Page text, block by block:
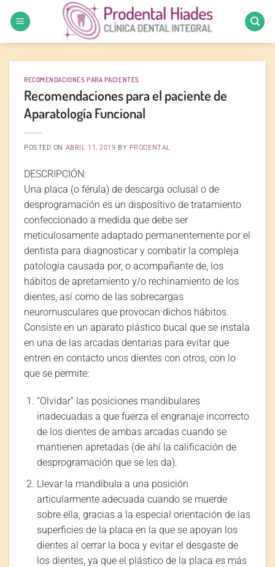
RECOMENDACIONES PARA PACIENTES
Recomendaciones para el paciente de
Aparatología Funcional
POSTED ON ABRIL 11, 2019 BY PRODENTAL
DESCRIPCIÓN:
Una placa (o férula) de descarga oclusal o de
desprogramación es un dispositivo de tratamiento
confeccionado a medida que debe ser
meticulosamente adaptado permanentemente por el
dentista para diagnosticar y combatir la compleja
patología causada por, o acompañante de, los
hábitos de apretamiento y/o rechinamiento de los
dientes, así como de las sobrecargas
neuromusculares que provocan dichos hábitos.
Consiste en un aparato plástico bucal que se instala
en una de las arcadas dentarias para evitar que
entren en contacto unos dientes con otros, con lo
que se permite:
“Olvidar” las posiciones mandibulares
inadecuadas a que fuerza el engranaje incorrecto
de los dientes de ambas arcadas cuando se
mantienen apretadas (de ahí la calificación de
desprogramación que se les da).
Llevar la mandíbula a una posición
articularmente adecuada cuando se muerde
sobre ella, gracias a la especial orientación de las
superficies de la placa en la que se apoyan los
dientes al cerrar la boca y evitar el desgaste de
los dientes, ya que el plástico de la placa es más